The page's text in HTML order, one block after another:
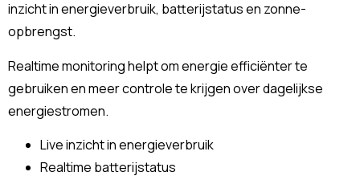
inzicht in energieverbruik, batterijstatus en zonne-
opbrengst.
Realtime monitoring helpt om energie efficiënter te
gebruiken en meer controle te krijgen over dagelijkse
energiestromen.
Live inzicht in energieverbruik
Realtime batterijstatus